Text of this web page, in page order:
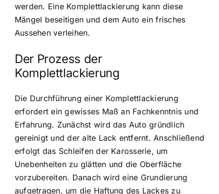
werden. Eine Komplettlackierung kann diese
Mängel beseitigen und dem Auto ein frisches
Aussehen verleihen.
Der Prozess der
Komplettlackierung
Die Durchführung einer Komplettlackierung
erfordert ein gewisses Maß an Fachkenntnis und
Erfahrung. Zunächst wird das Auto gründlich
gereinigt und der alte Lack entfernt. Anschließend
erfolgt das Schleifen der Karosserie, um
Unebenheiten zu glätten und die Oberfläche
vorzubereiten. Danach wird eine Grundierung
aufgetragen, um die Haftung des Lackes zu